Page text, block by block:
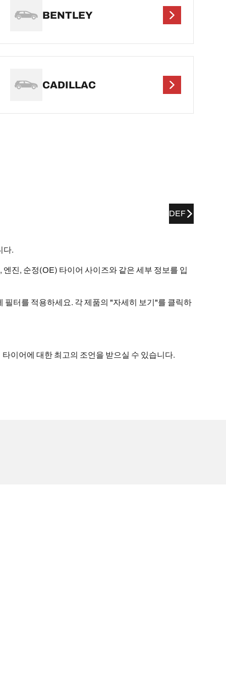
BENTLEY
CADILLAC
DEF
다.
진, 순정(OE) 타이어 사이즈와 같은 세부 정보를 입
필터를 적용하세요. 각 제품의 "자세히 보기"를 클릭하
이어에 대한 최고의 조언을 받으실 수 있습니다.